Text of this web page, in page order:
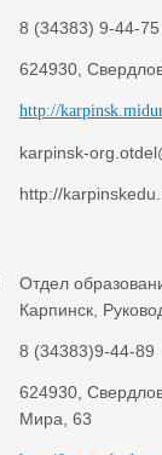
8 (34383) 9-44-75
624930,
http://
karpinsk-
http://
Отдел
Карпинск,
8 (34383)9-44-89
624930,
Мира, 63